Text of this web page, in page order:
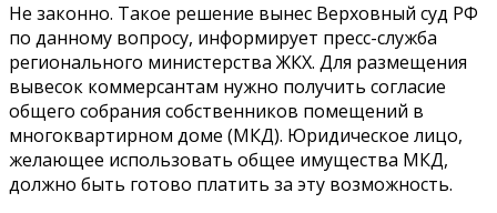
Не законно. Такое решение вынес Верховный суд РФ
по данному вопросу, информирует пресс-служба
регионального министерства ЖКХ. Для размещения
вывесок коммерсантам нужно получить согласие
общего собрания собственников помещений в
многоквартирном доме (МКД). Юридическое лицо,
желающее использовать общее имущества МКД,
должно быть готово платить за эту возможность.